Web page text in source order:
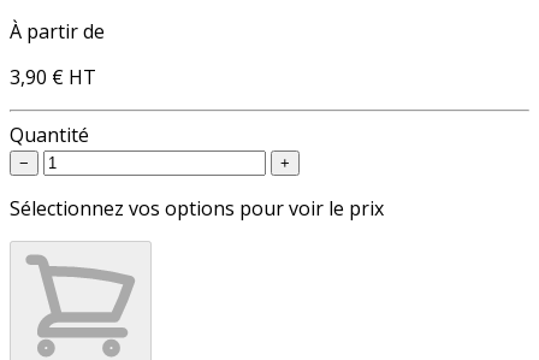
À partir de
3,90 € HT
Quantité
− +
Sélectionnez vos options pour voir le prix